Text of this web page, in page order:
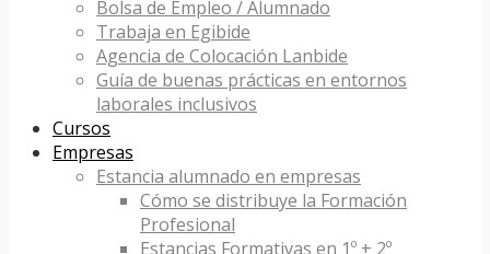
Bolsa de Empleo / Alumnado
Trabaja en Egibide
Agencia de Colocación Lanbide
Guía de buenas prácticas en entornos
laborales inclusivos
Cursos
Empresas
Estancia alumnado en empresas
Cómo se distribuye la Formación
Profesional
Estancias Formativas en 1º + 2º